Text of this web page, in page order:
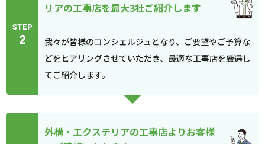
STEP
2
リアの工事店を最大3社ご紹介します
我々が皆様のコンシェルジュとなり、ご要望やご予算な
どをヒアリングさせていただき、最適な工事店を厳選し
てご紹介します。
外構・エクステリアの工事店よりお客様